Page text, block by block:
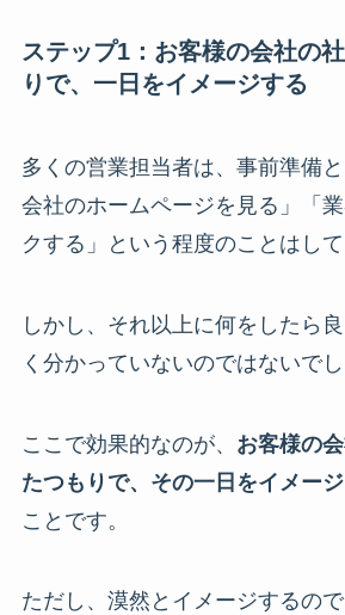
ステップ1：お客様の会社の
りで、一日をイメージする
多くの営業担当者は、事前準備
会社のホームページを見る」「
クする」という程度のことはして
しかし、それ以上に何をしたら
く分かっていないのではないで
ここで効果的なのが、 お客様の
たつもりで、その一日をイメー
ことです。
ただし、漠然とイメージするので